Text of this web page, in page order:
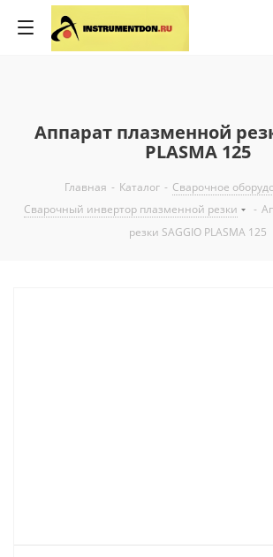
Аппарат плазменной
PLASMA 125
Главная - Каталог - Сварочное
Сварочный инвертор плазменной резки
-
резки SAGGIO PLASMA 125